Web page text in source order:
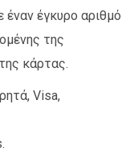
έναν έγκυρο αριθμό
της
κάρτας.
Visa,